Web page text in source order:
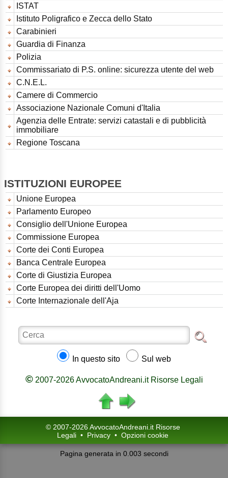
ISTAT
Istituto Poligrafico e Zecca dello Stato
Carabinieri
Guardia di Finanza
Polizia
Commissariato di P.S. online: sicurezza utente del web
C.N.E.L.
Camere di Commercio
Associazione Nazionale Comuni d'Italia
Agenzia delle Entrate: servizi catastali e di pubblicità
immobiliare
Regione Toscana
ISTITUZIONI EUROPEE
Unione Europea
Parlamento Europeo
Consiglio dell'Unione Europea
Commissione Europea
Corte dei Conti Europea
Banca Centrale Europea
Corte di Giustizia Europea
Corte Europea dei diritti dell'Uomo
Corte Internazionale dell'Aja
In questo sito Sul web
©2007-2026 AvvocatoAndreani.it Risorse Legali
© 2007-2026 AvvocatoAndreani.it Risorse
Legali • Privacy • Opzioni cookie
Pagina generata in 0.003 secondi